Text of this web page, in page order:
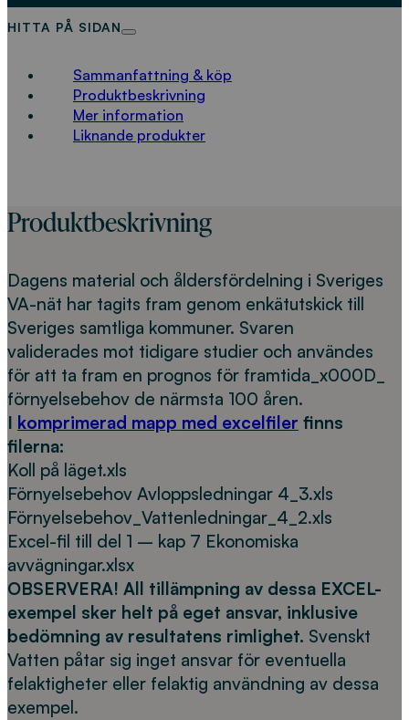
HITTA PÅ SIDAN
Sammanfattning & köp
Produktbeskrivning
Mer information
Liknande produkter
Produktbeskrivning
Dagens material och åldersfördelning i Sveriges
VA-nät har tagits fram genom enkätutskick till
Sveriges samtliga kommuner. Svaren
validerades mot tidigare studier och användes
för att ta fram en prognos för framtida_x000D_
förnyelsebehov de närmsta 100 åren.
I komprimerad mapp med excelfiler finns
filerna:
Koll på läget.xls
Förnyelsebehov Avloppsledningar 4_3.xls
Förnyelsebehov_Vattenledningar_4_2.xls
Excel-fil till del 1 – kap 7 Ekonomiska
avvägningar.xlsx
OBSERVERA! All tillämpning av dessa EXCEL-
exempel sker helt på eget ansvar, inklusive
bedömning av resultatens rimlighet. Svenskt
Vatten påtar sig inget ansvar för eventuella
felaktigheter eller felaktig användning av dessa
exempel.